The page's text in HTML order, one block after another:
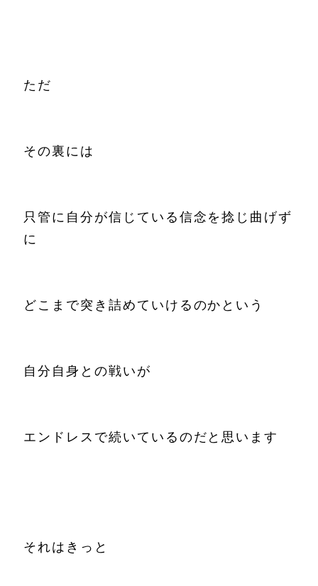
ただ
その裏には
只管に自分が信じている信念を捻じ曲げず
に
どこまで突き詰めていけるのかという
自分自身との戦いが
エンドレスで続いているのだと思います
それはきっと